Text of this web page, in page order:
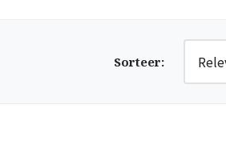
Sorteer: